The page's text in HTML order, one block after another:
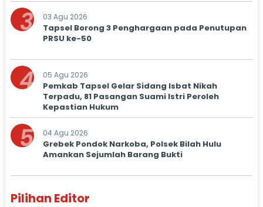
3 03 Agu 2026
Tapsel Borong 3 Penghargaan pada Penutupan
PRSU ke-50
4 05 Agu 2026
Pemkab Tapsel Gelar Sidang Isbat Nikah
Terpadu, 81 Pasangan Suami Istri Peroleh
Kepastian Hukum
5 04 Agu 2026
Grebek Pondok Narkoba, Polsek Bilah Hulu
Amankan Sejumlah Barang Bukti
Pilihan Editor